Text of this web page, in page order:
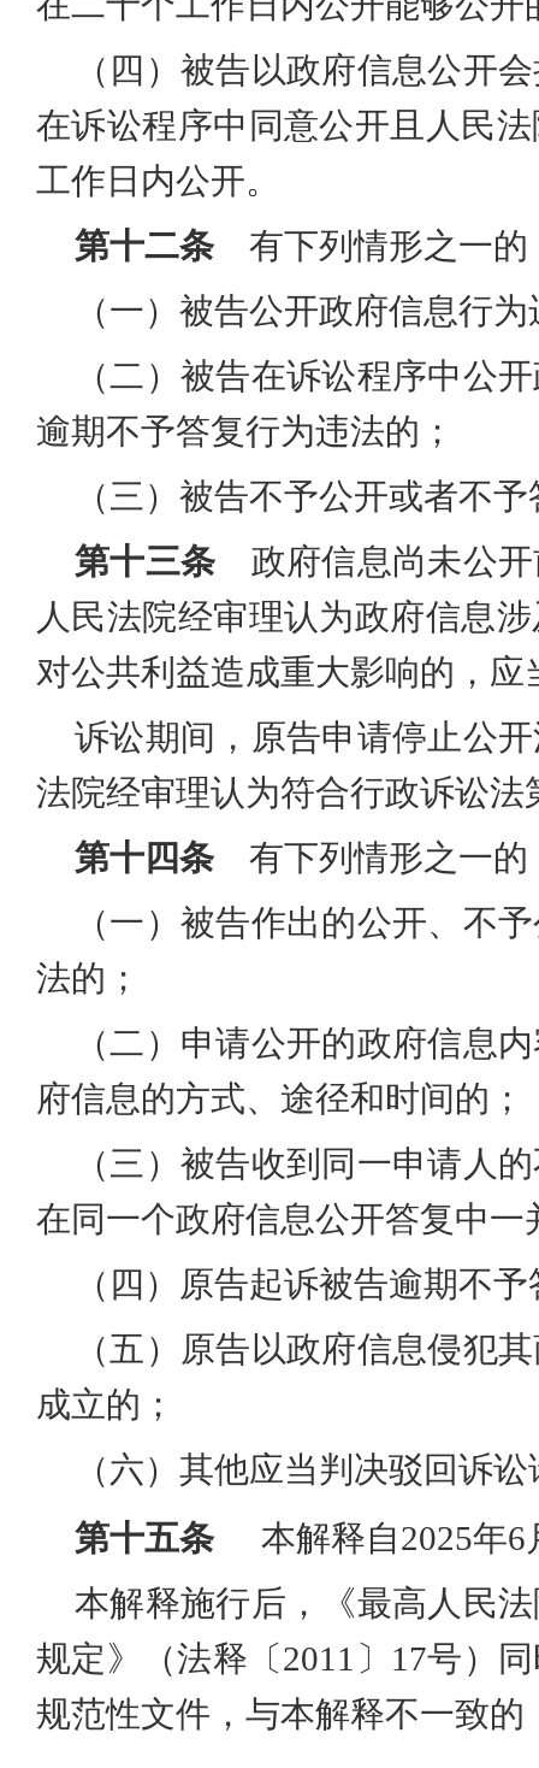
（四）被告以政府信息公开
在诉讼程序中同意公开且人民
工作日内公开。
第十二条 有下列情形之一的
（一）被告公开政府信息行
（二）被告在诉讼程序中公
逾期不予答复行为违法的；
（三）被告不予公开或者不
第十三条 政府信息尚未公开
人民法院经审理认为政府信息
对公共利益造成重大影响的，
诉讼期间，原告申请停止公
法院经审理认为符合行政诉讼
第十四条 有下列情形之一的
（一）被告作出的公开、不
法的；
（二）申请公开的政府信息
府信息的方式、途径和时间的；
（三）被告收到同一申请人
在同一个政府信息公开答复中
（四）原告起诉被告逾期不
（五）原告以政府信息侵犯
成立的；
（六）其他应当判决驳回诉
第十五条
本解释自2025年
本解释施行后，《最高人民
规定》（法释〔2011〕17号）
规范性文件，与本解释不一致的